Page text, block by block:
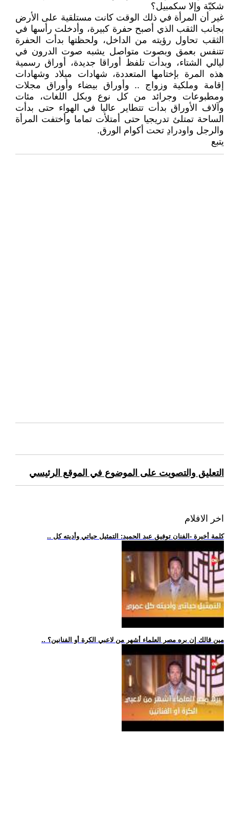
شكبّة وإلا سكمبيل؟
غير أن المرأة في ذلك الوقت كانت مستلقية على الأرض
بجانب الثقب الذي أصبح حفرة كبيرة، وأدخلت رأسها في
الثقب تحاول رؤيته من الداخل، ولحظتها بدأت الحفرة
تتنفس بعمق وبصوت متواصل يشبه صوت الدرون في
ليالي الشتاء، وبدأت تلفظ أوراقا جديدة، أوراق رسمية
هذه المرة بإختامها المتعددة، شهادات ميلاد وشهادات
إقامة وملكية وزواج .. وأوراق بيضاء وأوراق مجلات
ومطبوعات وجرائد من كل نوع وبكل اللغات، مئات
وآلاف الأوراق بدأت تتطاير عاليا في الهواء حتى بدأت
الساحة تمتلئ تدريجيا حتى أمتلأت تماما وأختفت المرأة
والرجل واودرادِ تحت أكوام الورق.
يتبع
التعليق والتصويت على الموضوع في الموقع الرئيسي
اخر الافلام
.. كلمة أخيرة -الفنان توفيق عبد الحميد: التمثيل حياتي وأديته كل
.. مين قالك إن بره مصر العلماء أشهر من لاعبي الكرة أو الفنانين؟